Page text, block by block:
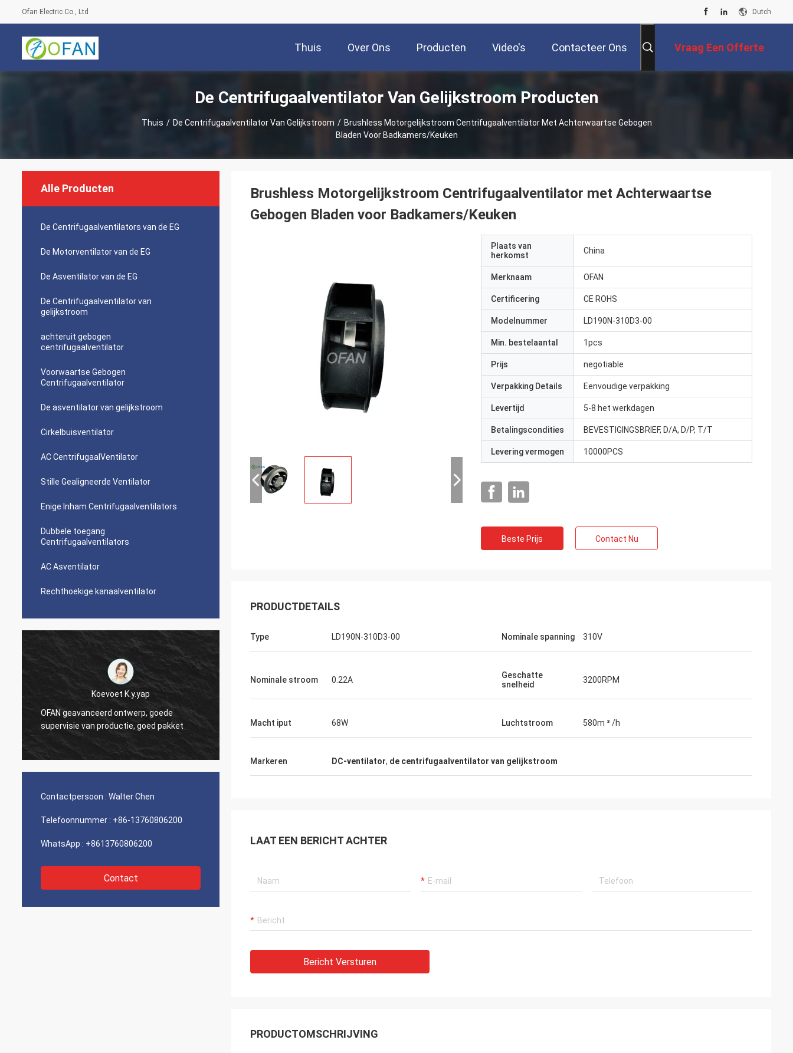
Ofan Electric Co., Ltd Dutch
Thuis Over Ons Producten Video's Contacteer Ons Vraag Een Offerte
De Centrifugaalventilator Van Gelijkstroom Producten
Thuis / De Centrifugaalventilator Van Gelijkstroom / Brushless Motorgelijkstroom Centrifugaalventilator Met Achterwaartse Gebogen
Bladen Voor Badkamers/Keuken
Alle Producten
De Centrifugaalventilators van de EG
De Motorventilator van de EG
De Asventilator van de EG
De Centrifugaalventilator van
gelijkstroom
achteruit gebogen
centrifugaalventilator
Voorwaartse Gebogen
Centrifugaalventilator
De asventilator van gelijkstroom
Cirkelbuisventilator
AC CentrifugaalVentilator
Stille Gealigneerde Ventilator
Enige Inham Centrifugaalventilators
Dubbele toegang
Centrifugaalventilators
AC Asventilator
Rechthoekige kanaalventilator
Koevoet K.y.yap
OFAN geavanceerd ontwerp, goede
supervisie van productie, goed pakket
goede duurzame productielijn,
Teken Aramli
goede kwaliteit, is dit duurzamer High-end
Contactpersoon : Walter Chen
Telefoonnummer : +86-13760806200
WhatsApp : +8613760806200
Contact
Brushless Motorgelijkstroom Centrifugaalventilator met Achterwaartse
Gebogen Bladen voor Badkamers/Keuken
Plaats van
herkomst
China
Merknaam OFAN
Certificering CE ROHS
Modelnummer LD190N-310D3-00
Min. bestelaantal 1pcs
Prijs negotiable
Verpakking Details Eenvoudige verpakking
Levertijd 5-8 het werkdagen
Betalingscondities BEVESTIGINGSBRIEF, D/A, D/P, T/T
Levering vermogen 10000PCS
Beste Prijs Contact Nu
PRODUCTDETAILS
Type LD190N-310D3-00 Nominale spanning 310V
Nominale stroom 0.22A
Geschatte
snelheid
3200RPM
Macht iput 68W Luchtstroom 580m ³ /h
Markeren DC-ventilator, de centrifugaalventilator van gelijkstroom
LAAT EEN BERICHT ACHTER
Bericht Versturen
PRODUCTOMSCHRIJVING